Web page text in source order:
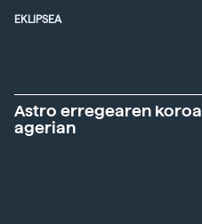
EKLIPSEA
Astro erregearen koroa
agerian